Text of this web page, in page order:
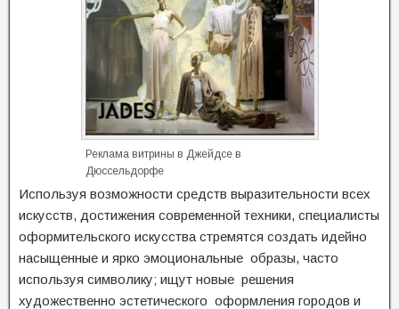
Реклама витрины в Джейдсе в
Дюссельдорфе
Используя возможности средств выразительности всех
искусств, достижения современной техники, специалисты
оформительского искусства стремятся создать идейно
насыщенные и ярко эмоциональные образы, часто
используя символику; ищут новые решения
художественно эстетического оформления городов и